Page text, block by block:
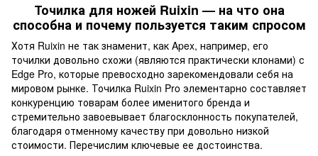
Точилка для ножей Ruixin — на что она
способна и почему пользуется таким спросом
Хотя Ruixin не так знаменит, как Apex, например, его
точилки довольно схожи (являются практически клонами) с
Edge Pro, которые превосходно зарекомендовали себя на
мировом рынке. Точилка Ruixin Pro элементарно составляет
конкуренцию товарам более именитого бренда и
стремительно завоевывает благосклонность покупателей,
благодаря отменному качеству при довольно низкой
стоимости. Перечислим ключевые ее достоинства.